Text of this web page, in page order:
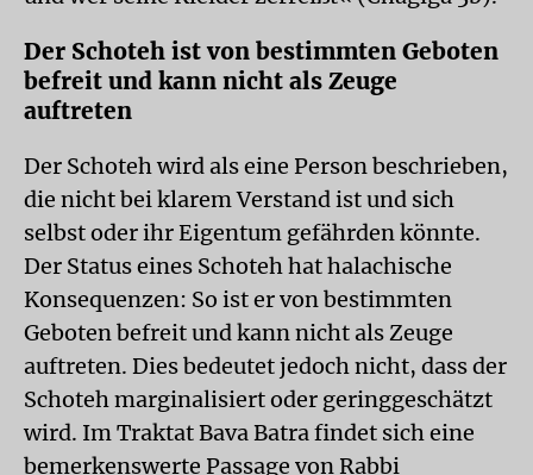
Der Schoteh ist von bestimmten Geboten
befreit und kann nicht als Zeuge
auftreten
Der Schoteh wird als eine Person beschrieben,
die nicht bei klarem Verstand ist und sich
selbst oder ihr Eigentum gefährden könnte.
Der Status eines Schoteh hat halachische
Konsequenzen: So ist er von bestimmten
Geboten befreit und kann nicht als Zeuge
auftreten. Dies bedeutet jedoch nicht, dass der
Schoteh marginalisiert oder geringgeschätzt
wird. Im Traktat Bava Batra findet sich eine
bemerkenswerte Passage von Rabbi